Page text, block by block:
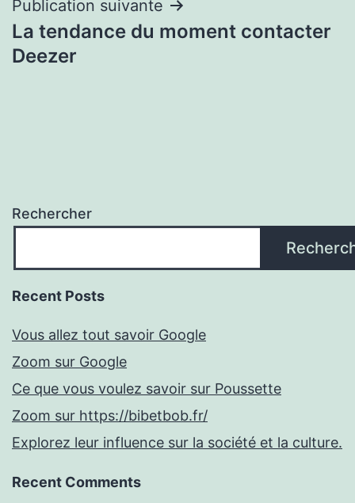
Publication suivante
La tendance du moment contacter
Deezer
Rechercher
Recent Posts
Vous allez tout savoir Google
Zoom sur Google
Ce que vous voulez savoir sur Poussette
Zoom sur https://bibetbob.fr/
Explorez leur influence sur la société et la culture.
Recent Comments